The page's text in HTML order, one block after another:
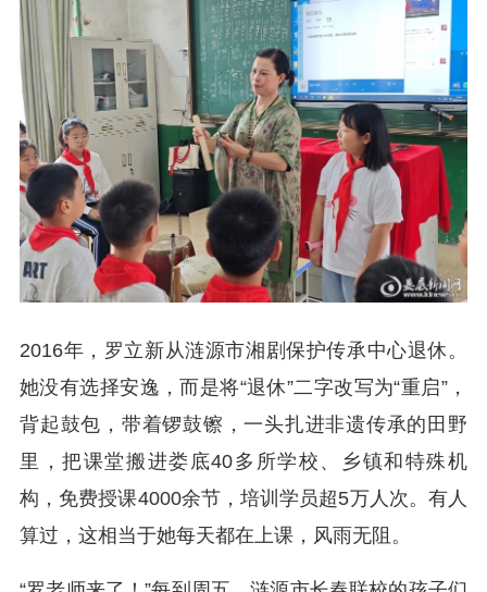
2016年，罗立新从涟源市湘剧保护传承中心退休。
她没有选择安逸，而是将“退休”二字改写为“重启”，
背起鼓包，带着锣鼓镲，一头扎进非遗传承的田野
里，把课堂搬进娄底40多所学校、乡镇和特殊机
构，免费授课4000余节，培训学员超5万人次。有人
算过，这相当于她每天都在上课，风雨无阻。